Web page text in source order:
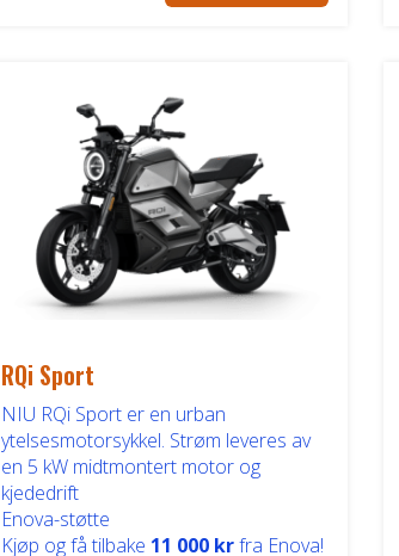
RQi Sport
NIU RQi Sport er en urban
ytelsesmotorsykkel. Strøm leveres av
en 5 kW midtmontert motor og
kjededrift
Enova-støtte
Kjøp og få tilbake 11 000 krfra Enova!